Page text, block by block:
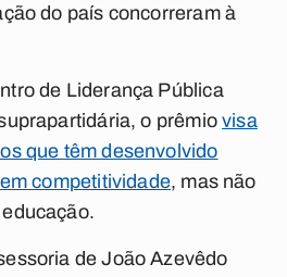
do país concorreram à
de Liderança Pública
o prêmiovisa
que têm desenvolvido
competitividade, mas não
de João Azevêdo